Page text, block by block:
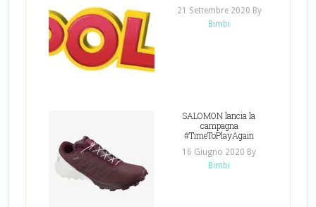
21 Settembre 2020 By
Bimbi
SALOMON lancia la
campagna
#TimeToPlayAgain
16 Giugno 2020 By
Bimbi